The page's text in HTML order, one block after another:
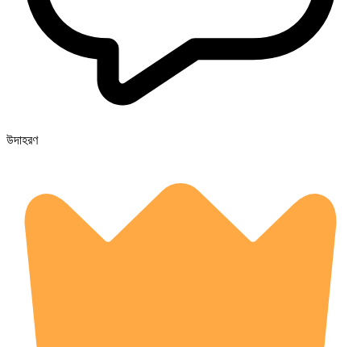
উদাহরণ